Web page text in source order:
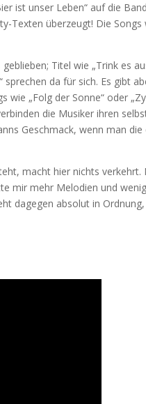
ist unser Leben“ auf die
Texten überzeugt! Die
Titel wie „Trink es
sprechen da für sich. Es gibt
„Folg der Sonne“ oder
die Musiker ihren
Geschmack, wenn man
macht hier nichts verkehrt.
mir mehr Melodien und
dagegen absolut in